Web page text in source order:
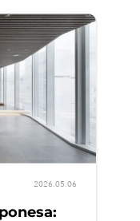
2026.05.06